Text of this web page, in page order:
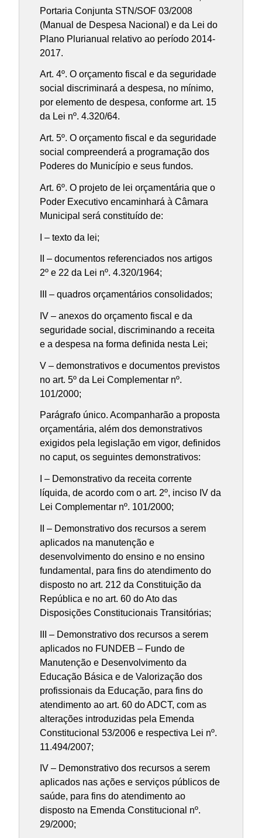
Portaria Conjunta STN/SOF 03/2008
(Manual de Despesa Nacional) e da Lei do
Plano Plurianual relativo ao período 2014-
2017.
Art. 4º. O orçamento fiscal e da seguridade
social discriminará a despesa, no mínimo,
por elemento de despesa, conforme art. 15
da Lei nº. 4.320/64.
Art. 5º. O orçamento fiscal e da seguridade
social compreenderá a programação dos
Poderes do Município e seus fundos.
Art. 6º. O projeto de lei orçamentária que o
Poder Executivo encaminhará à Câmara
Municipal será constituído de:
I – texto da lei;
II – documentos referenciados nos artigos
2º e 22 da Lei nº. 4.320/1964;
III – quadros orçamentários consolidados;
IV – anexos do orçamento fiscal e da
seguridade social, discriminando a receita
e a despesa na forma definida nesta Lei;
V – demonstrativos e documentos previstos
no art. 5º da Lei Complementar nº.
101/2000;
Parágrafo único. Acompanharão a proposta
orçamentária, além dos demonstrativos
exigidos pela legislação em vigor, definidos
no caput, os seguintes demonstrativos:
I – Demonstrativo da receita corrente
líquida, de acordo com o art. 2º, inciso IV da
Lei Complementar nº. 101/2000;
II – Demonstrativo dos recursos a serem
aplicados na manutenção e
desenvolvimento do ensino e no ensino
fundamental, para fins do atendimento do
disposto no art. 212 da Constituição da
República e no art. 60 do Ato das
Disposições Constitucionais Transitórias;
III – Demonstrativo dos recursos a serem
aplicados no FUNDEB – Fundo de
Manutenção e Desenvolvimento da
Educação Básica e de Valorização dos
profissionais da Educação, para fins do
atendimento ao art. 60 do ADCT, com as
alterações introduzidas pela Emenda
Constitucional 53/2006 e respectiva Lei nº.
11.494/2007;
IV – Demonstrativo dos recursos a serem
aplicados nas ações e serviços públicos de
saúde, para fins do atendimento ao
disposto na Emenda Constitucional nº.
29/2000;